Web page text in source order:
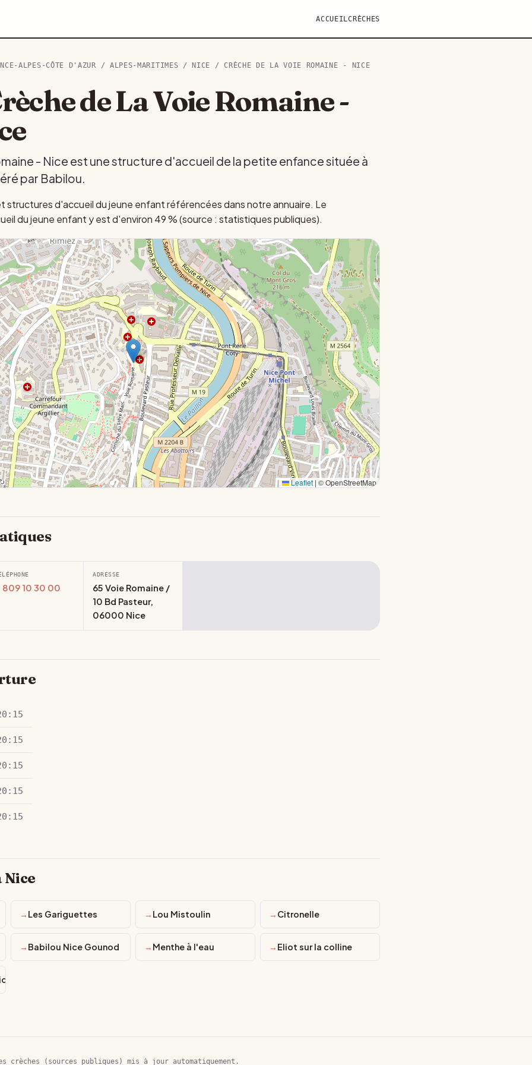
ACCUEILCRÈCHES
ALPES-CÔTE D'AZUR / ALPES-MARITIMES / NICE / CRÈCHE DE LA VOIE ROMAINE - NICE
de La Voie Romaine -
- Nice est une structure d'accueil de la petite enfance située à
par Babilou.
structures d'accueil du jeune enfant référencées dans notre annuaire. Le
du jeune enfant y est d'environ 49 % (source : statistiques publiques).
Leaflet | © OpenStreetMap
809 10 30 00
ADRESSE
65 Voie Romaine /
10 Bd Pasteur,
06000 Nice
Nice
Les Gariguettes Lou Mistoulin Citronelle
Babilou Nice Gounod Menthe à l'eau Eliot sur la colline
crèches (sources publiques) mis à jour automatiquement.